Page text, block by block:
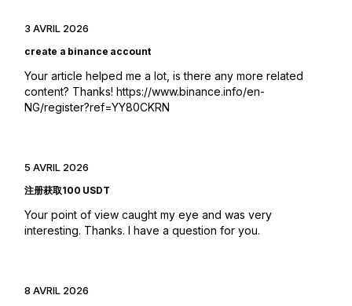
3 AVRIL 2026
create a binance account
Your article helped me a lot, is there any more related
content? Thanks!https://www.binance.info/en-
NG/register?ref=YY80CKRN
5 AVRIL 2026
注册获取100 USDT
Your point of view caught my eye and was very
interesting. Thanks. I have a question for you.
8 AVRIL 2026